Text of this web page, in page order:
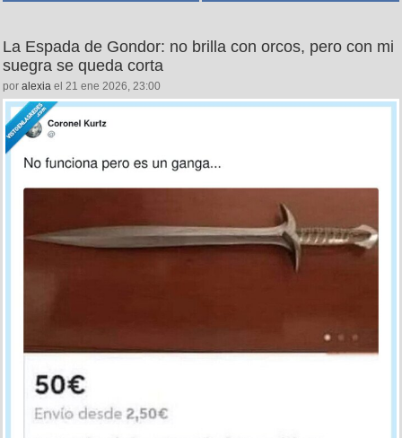
La Espada de Gondor: no brilla con orcos, pero con mi
suegra se queda corta
por alexia el 21 ene 2026, 23:00